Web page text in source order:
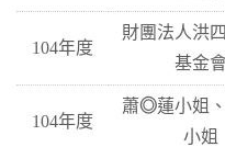
104年度
財團法人洪
基金
104年度
蕭◎蓮小姐
小姐